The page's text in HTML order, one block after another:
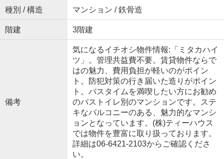
種別 / 構造 マンション / 鉄骨造
階建 3階建
備考
気になるイチオシ物件情報:「ミタカハイ
ツ」。管理共益費不要。賃貸物件ならで
はの魅力、費用負担が軽いのがポイン
ト。防犯対策の行き届いた造りがポイン
ト。バスタイムを満喫したい方にお勧め
のバストイレ別のマンションです。ステ
キなバルコニーのある、魅力的なマンシ
ョンとなっています。(株)ティーハウス
では物件を豊富に取り扱っております。
詳細は06-6421-2103からご確認くださ
い。